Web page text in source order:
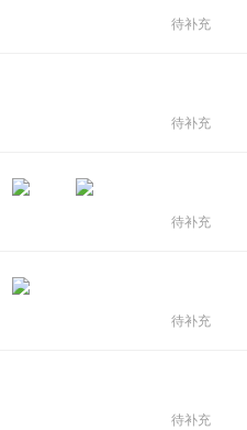
待补充
待补充
待补充
待补充
待补充